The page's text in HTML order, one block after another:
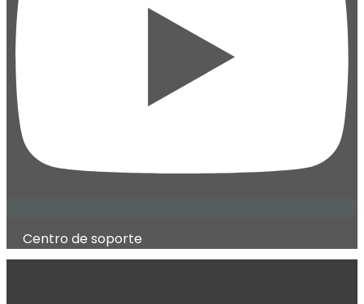
Centro de soporte